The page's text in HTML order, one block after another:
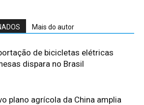
Mais do autor
de bicicletas elétricas
dispara no Brasil
plano agrícola da China amplia